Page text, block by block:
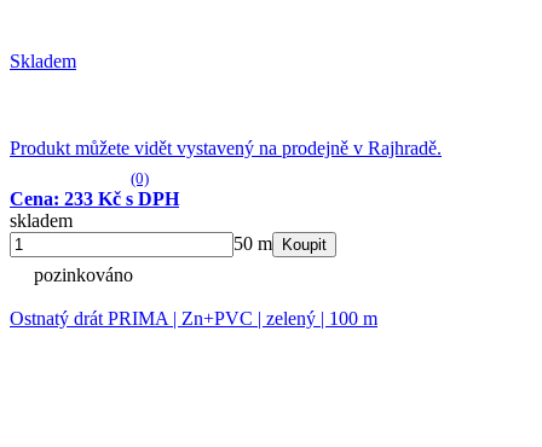
Skladem
Produkt můžete vidět vystavený na prodejně v Rajhradě.
(0)
Cena: 233 Kč s DPH
skladem
50 m
Koupit
pozinkováno
Ostnatý drát PRIMA | Zn+PVC | zelený | 100 m